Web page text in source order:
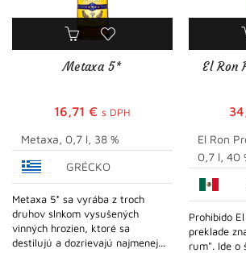
Metaxa 5*
16,71 € s DPH
Metaxa, 0,7 l, 38 %
GRÉCKO
Metaxa 5* sa vyrába z troch
druhov slnkom vysušených
vinných hrozien, ktoré sa
destilujú a dozrievajú najmenej...
El Ron
El Ron
0,7 l, 40
Prohibido
preklade
rum". Ide o